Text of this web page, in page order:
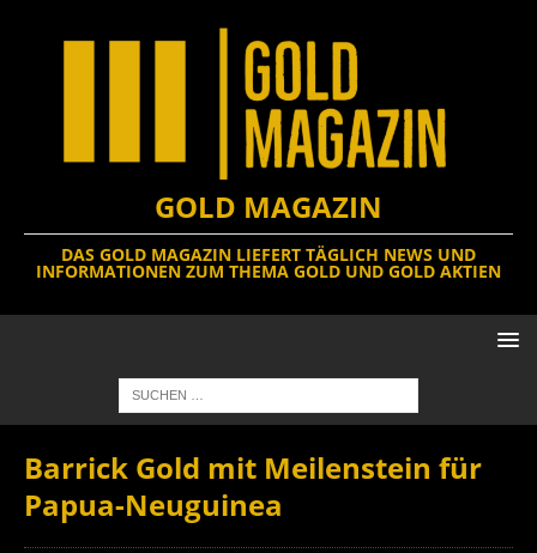
GOLD MAGAZIN
DAS GOLD MAGAZIN LIEFERT TÄGLICH NEWS UND
INFORMATIONEN ZUM THEMA GOLD UND GOLD AKTIEN
Barrick Gold mit Meilenstein für
Papua-Neuguinea